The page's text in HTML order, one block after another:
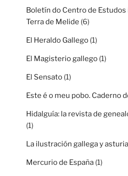
Boletín do Centro de
Terra de Melide (6)
El Heraldo Gallego (1)
El Magisterio gallego (1)
El Sensato (1)
Este é o meu pobo. Caderno
Hidalguía: la revista de
(1)
La ilustración gallega y
Mercurio de España (1)